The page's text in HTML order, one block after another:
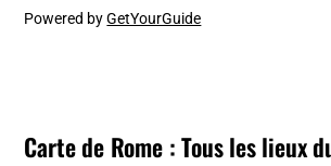
Powered byGetYourGuide
Carte de Rome : Tous les lieux